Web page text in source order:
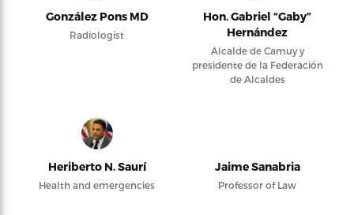
González Pons MD
Radiologist
Hon. Gabriel “Gaby”
Hernández
Alcalde de Camuy y
presidente de la Federación
de Alcaldes
Heriberto N. Saurí
Health and emergencies
Jaime Sanabria
Professor of Law